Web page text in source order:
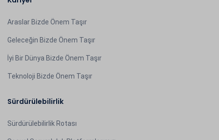
Araslar Bizde Önem Taşır
Geleceğin Bizde Önem Taşır
İyi Bir Dünya Bizde Önem Taşır
Teknoloji Bizde Önem Taşır
Sürdürülebilirlik
Sürdürülebilirlik Rotası